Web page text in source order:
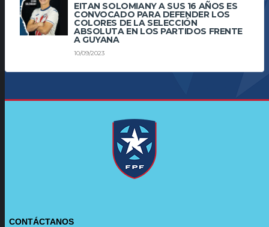
EITAN SOLOMIANY A SUS 16 AÑOS ES
CONVOCADO PARA DEFENDER LOS
COLORES DE LA SELECCIÓN
ABSOLUTA EN LOS PARTIDOS FRENTE
A GUYANA
10/09/2023
CONTÁCTANOS